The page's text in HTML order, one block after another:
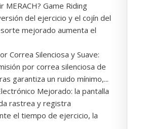
MERACH? Game Riding
del ejercicio y el cojín del
mejorado aumenta el
Correa Silenciosa y Suave:
por correa silenciosa de
garantiza un ruido mínimo,...
Mejorado: la pantalla
rastrea y registra
el tiempo de ejercicio, la